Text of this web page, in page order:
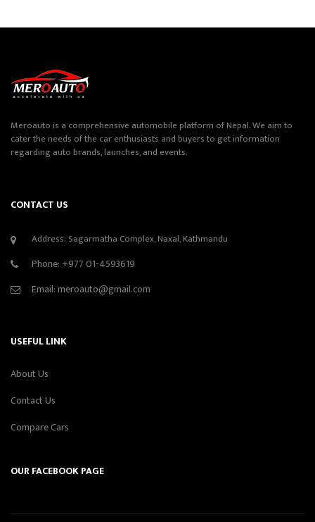
Meroauto is a comprehensive automobile platform of Nepal. We aim to
cater the needs of the car enthusiasts and buyers to get information
regarding auto brands, launches, and events.
CONTACT US
Address: Sagarmatha Complex, Naxal, Kathmandu
Phone: +977 01-4593619
Email:meroauto@gmail.com
USEFUL LINK
About Us
Contact Us
Compare Cars
OUR FACEBOOK PAGE